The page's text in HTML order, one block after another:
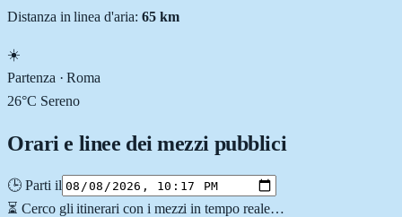
Distanza in linea d'aria: 65km
☀️
Partenza ·Roma
26°C Sereno
Orari e linee dei mezzi pubblici
🕒 Parti il
⏳ Cerco gli itinerari con i mezzi in tempo reale…